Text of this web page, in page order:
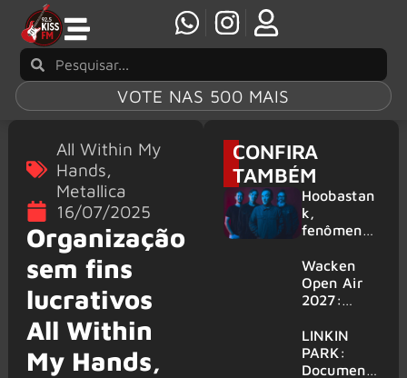
VOTE NAS 500 MAIS
All Within My
Hands,
Metallica
16/07/2025
Organização
sem fins
lucrativos
All Within
My Hands,
CONFIRA
TAMBÉM
Hoobastan
k,
fenômeno
rock anos
2000,
volta ao
6 shows
Wacken
Open Air
2027:
amplia
line-up e
já
LINKIN
PARK:
Document